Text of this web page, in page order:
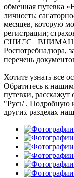
обменная путевка
личность;
месяцев, которую
регистрации;
СНИЛС. ВНИМАНИЕ!
Роспотребнадзора,
перечень
Хотите узнать все
Обратитесь к
путевки,
"Русь". Подробную
других разделах